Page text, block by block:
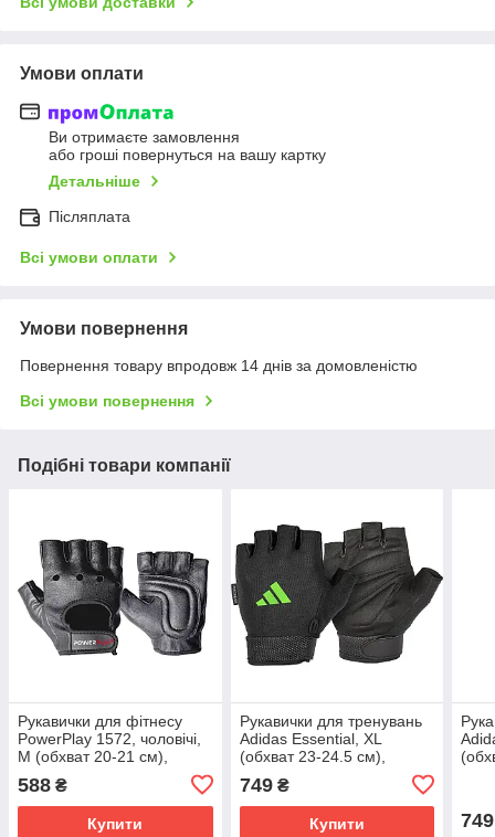
Умови оплати
Ви отримаєте замовлення
або гроші повернуться на вашу картку
Детальніше
Післяплата
Всі умови оплати
Умови повернення
Повернення товару впродовж 14 днів за домовленістю
Всі умови повернення
Подібні товари компанії
Рукавички для фітнесу
PowerPlay 1572, чоловічі,
M (обхват 20-21 см),
екошкіра, Чорні - комфорт
і захист
588 ₴
Купити
Рукавички для тренувань
Adidas Essential, XL
(обхват 23-24.5 см),
дихаючі, Чорні, екошкіра,
для фітнесу та спорту
(ADGB-12456-NL)
749₴
Купити 749